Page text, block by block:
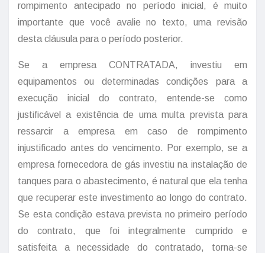
rompimento antecipado no período inicial, é muito
importante que você avalie no texto, uma revisão
desta cláusula para o período posterior.
Se a empresa CONTRATADA, investiu em
equipamentos ou determinadas condições para a
execução inicial do contrato, entende-se como
justificável a existência de uma multa prevista para
ressarcir a empresa em caso de rompimento
injustificado antes do vencimento. Por exemplo, se a
empresa fornecedora de gás investiu na instalação de
tanques para o abastecimento, é natural que ela tenha
que recuperar este investimento ao longo do contrato.
Se esta condição estava prevista no primeiro período
do contrato, que foi integralmente cumprido e
satisfeita a necessidade do contratado, torna-se